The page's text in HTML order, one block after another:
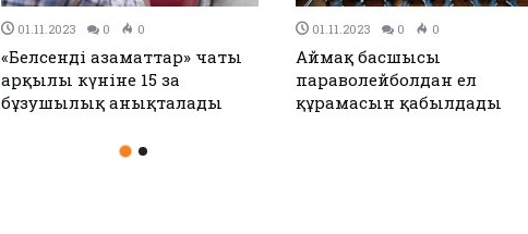
01.11.2023 0 0
«Белсенді азаматтар» чаты
арқылы күніне 15 заң
бұзушылық анықталады
01.11.2023 0 0
Аймақ басшысы
параволейболдан ел
құрамасын қабылдады